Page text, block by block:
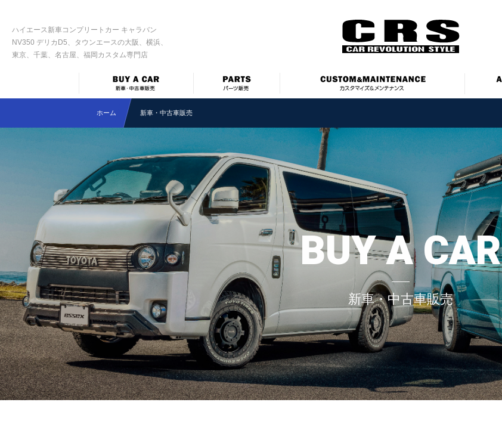
ハイエース新車コンプリートカー キャラバン
NV350 デリカD5、タウンエースの大阪、横浜、
東京、千葉、名古屋、福岡カスタム専門店
ホーム 新車・中古車販売
BUY A CAR
新車・中古車販売